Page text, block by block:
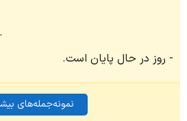
روز در حال پایان است.
نمونه‌جمله‌های